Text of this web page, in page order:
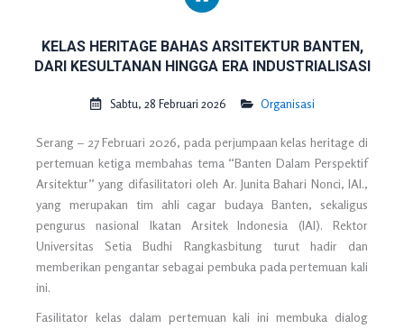
KELAS HERITAGE BAHAS ARSITEKTUR BANTEN,
DARI KESULTANAN HINGGA ERA INDUSTRIALISASI
Sabtu, 28 Februari 2026 Organisasi
Serang – 27 Februari 2026, pada perjumpaan kelas heritage di
pertemuan ketiga membahas tema “Banten Dalam Perspektif
Arsitektur” yang difasilitatori oleh Ar. Junita Bahari Nonci, IAI.,
yang merupakan tim ahli cagar budaya Banten, sekaligus
pengurus nasional Ikatan Arsitek Indonesia (IAI). Rektor
Universitas Setia Budhi Rangkasbitung turut hadir dan
memberikan pengantar sebagai pembuka pada pertemuan kali
ini.
Fasilitator kelas dalam pertemuan kali ini membuka dialog